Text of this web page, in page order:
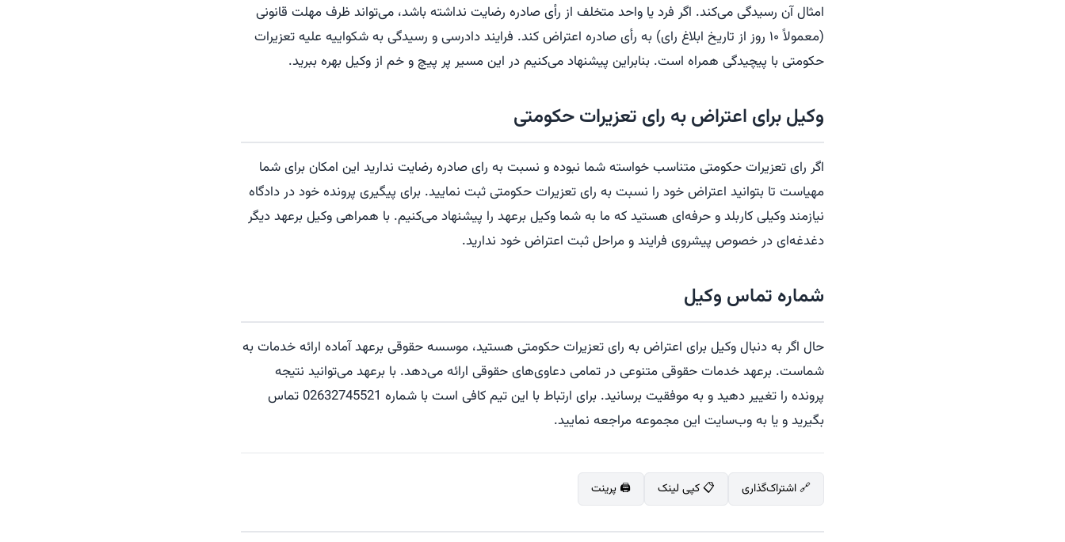
امثال آن رسیدگی می‌کند. اگر فرد یا واحد متخلف از رأی صادره رضایت نداشته باشد، می‌تواند ظرف مهلت قانونی
(معمولاً ۱۰ روز از تاریخ ابلاغ رای) به رأی صادره اعتراض کند. فرایند دادرسی و رسیدگی به شکواییه علیه تعزیرات
حکومتی با پیچیدگی همراه است. بنابراین پیشنهاد می‌کنیم در این مسیر پر پیچ و خم از وکیل بهره ببرید.
وکیل برای اعتراض به رای تعزیرات حکومتی
اگر رای تعزیرات حکومتی متناسب خواسته شما نبوده و نسبت به رای صادره رضایت ندارید این امکان برای شما
مهیاست تا بتوانید اعتراض خود را نسبت به رای تعزیرات حکومتی ثبت نمایید. برای پیگیری پرونده خود در دادگاه
نیازمند وکیلی کاربلد و حرفه‌ای هستید که ما به شما وکیل برعهد را پیشنهاد می‌کنیم. با همراهی وکیل برعهد دیگر
دغدغه‌ای در خصوص پیشروی فرایند و مراحل ثبت اعتراض خود ندارید.
شماره تماس وکیل
حال اگر به دنبال وکیل برای اعتراض به رای تعزیرات حکومتی هستید، موسسه حقوقی برعهد آماده ارائه خدمات به
شماست. برعهد خدمات حقوقی متنوعی در تمامی دعاوی‌های حقوقی ارائه می‌دهد. با برعهد می‌توانید نتیجه
پرونده را تغییر دهید و به موفقیت برسانید. برای ارتباط با این تیم کافی است با شماره 02632745521 تماس
بگیرید و یا به وب‌سایت این مجموعه مراجعه نمایید.
🔗 اشتراک‌گذاری 📋 کپی لینک 🖨️ پرینت